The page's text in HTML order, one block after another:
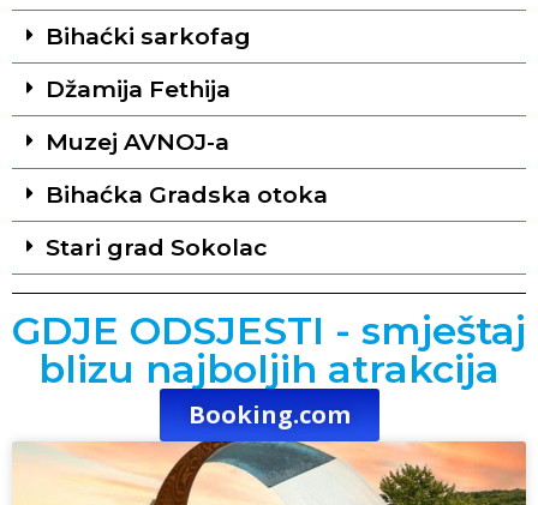
Bihaćki sarkofag
Džamija Fethija
Muzej AVNOJ-a
Bihaćka Gradska otoka
Stari grad Sokolac
GDJE ODSJESTI - smještaj
blizu najboljih atrakcija
Booking.com